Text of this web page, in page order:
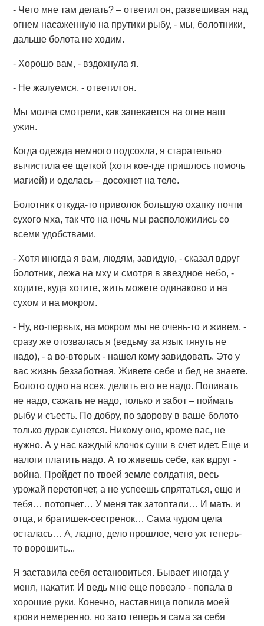
- Чего мне там делать? – ответил он, развешивая над
огнем насаженную на прутики рыбу, - мы, болотники,
дальше болота не ходим.
- Хорошо вам, - вздохнула я.
- Не жалуемся, - ответил он.
Мы молча смотрели, как запекается на огне наш
ужин.
Когда одежда немного подсохла, я старательно
вычистила ее щеткой (хотя кое-где пришлось помочь
магией) и оделась – досохнет на теле.
Болотник откуда-то приволок большую охапку почти
сухого мха, так что на ночь мы расположились со
всеми удобствами.
- Хотя иногда я вам, людям, завидую, - сказал вдруг
болотник, лежа на мху и смотря в звездное небо, -
ходите, куда хотите, жить можете одинаково и на
сухом и на мокром.
- Ну, во-первых, на мокром мы не очень-то и живем, -
сразу же отозвалась я (ведьму за язык тянуть не
надо), - а во-вторых - нашел кому завидовать. Это у
вас жизнь беззаботная. Живете себе и бед не знаете.
Болото одно на всех, делить его не надо. Поливать
не надо, сажать не надо, только и забот – поймать
рыбу и съесть. По добру, по здорову в ваше болото
только дурак сунется. Никому оно, кроме вас, не
нужно. А у нас каждый клочок суши в счет идет. Еще и
налоги платить надо. А то живешь себе, как вдруг -
война. Пройдет по твоей земле солдатня, весь
урожай перетопчет, а не успеешь спрятаться, еще и
тебя… потопчет… У меня так затоптали… И мать, и
отца, и братишек-сестренок… Сама чудом цела
осталась… А, ладно, дело прошлое, чего уж теперь-
то ворошить...
Я заставила себя остановиться. Бывает иногда у
меня, накатит. И ведь мне еще повезло - попала в
хорошие руки. Конечно, наставница попила моей
крови немеренно, но зато теперь я сама за себя